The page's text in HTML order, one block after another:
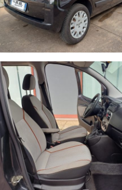
e diamo a richiesta la
in tutta Europa